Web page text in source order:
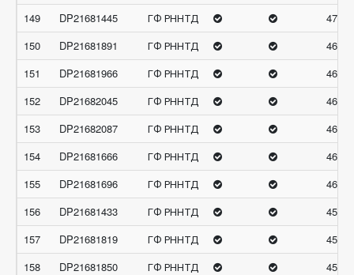
149
DP21681445 ГФ РННТД
47.04
150
DP21681891 ГФ РННТД
46.75
151
DP21681966 ГФ РННТД
152
DP21682045 ГФ РННТД
46.4
153
DP21682087 ГФ РННТД
154
DP21681666 ГФ РННТД
46.15
155
DP21681696 ГФ РННТД
156
DP21681433 ГФ РННТД
45.83
157
DP21681819 ГФ РННТД
45.55
158
DP21681850 ГФ РННТД